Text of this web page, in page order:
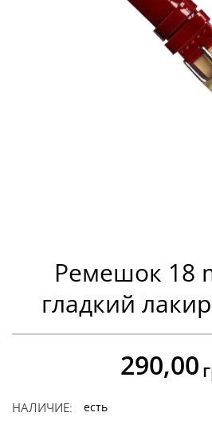
Ремешок 18
гладкий
290,00
НАЛИЧИЕ: есть